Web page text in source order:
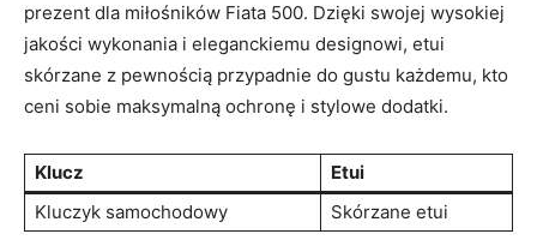
prezent⁢ dla miłośników Fiata 500. Dzięki⁣ swojej wysokiej
jakości wykonania i eleganckiemu designowi, etui
⁢skórzane‍ z pewnością przypadnie ‍do ‌gustu każdemu, ​kto
ceni​ sobie maksymalną ochronę i ​stylowe dodatki.
Klucz
Etui
Kluczyk samochodowy
Skórzane etui